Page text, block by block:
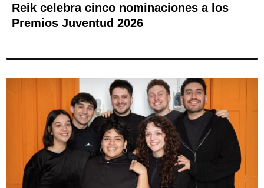
Reik celebra cinco nominaciones a los
Premios Juventud 2026